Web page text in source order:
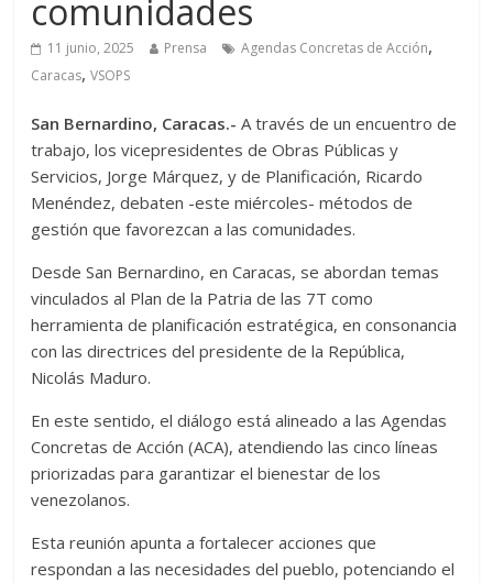
comunidades
11 junio, 2025 Prensa Agendas Concretas de Acción,
Caracas,VSOPS
San Bernardino, Caracas.-A través de un encuentro de
trabajo, los vicepresidentes de Obras Públicas y
Servicios, Jorge Márquez, y de Planificación, Ricardo
Menéndez, debaten -este miércoles- métodos de
gestión que favorezcan a las comunidades.
Desde San Bernardino, en Caracas, se abordan temas
vinculados al Plan de la Patria de las 7T como
herramienta de planificación estratégica, en consonancia
con las directrices del presidente de la República,
Nicolás Maduro.
En este sentido, el diálogo está alineado a las Agendas
Concretas de Acción (ACA), atendiendo las cinco líneas
priorizadas para garantizar el bienestar de los
venezolanos.
Esta reunión apunta a fortalecer acciones que
respondan a las necesidades del pueblo, potenciando el